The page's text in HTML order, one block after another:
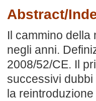
Abstract/
Il cammino della
negli anni.
2008/52/CE. Il
successivi dubbi
la